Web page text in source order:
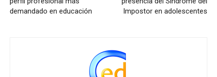
demandado en educación
Impostor en adolescentes